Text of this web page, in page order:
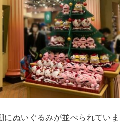
にぬいぐるみが並べられていま